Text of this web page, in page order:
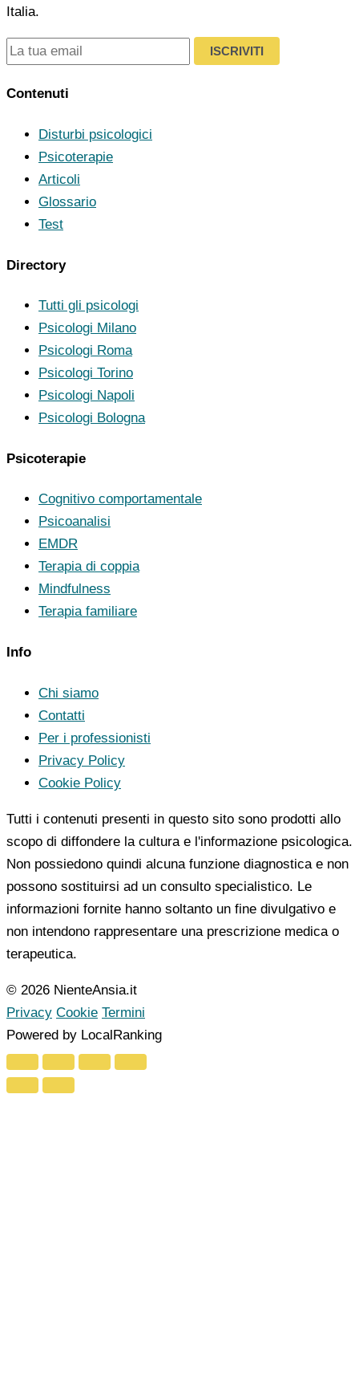
Italia.
ISCRIVITI
Contenuti
Disturbi psicologici
Psicoterapie
Articoli
Glossario
Test
Directory
Tutti gli psicologi
Psicologi Milano
Psicologi Roma
Psicologi Torino
Psicologi Napoli
Psicologi Bologna
Psicoterapie
Cognitivo comportamentale
Psicoanalisi
EMDR
Terapia di coppia
Mindfulness
Terapia familiare
Info
Chi siamo
Contatti
Per i professionisti
Privacy Policy
Cookie Policy
Tutti i contenuti presenti in questo sito sono prodotti allo
scopo di diffondere la cultura e l'informazione psicologica.
Non possiedono quindi alcuna funzione diagnostica e non
possono sostituirsi ad un consulto specialistico. Le
informazioni fornite hanno soltanto un fine divulgativo e
non intendono rappresentare una prescrizione medica o
terapeutica.
© 2026 NienteAnsia.it
Privacy Cookie Termini
Powered by LocalRanking